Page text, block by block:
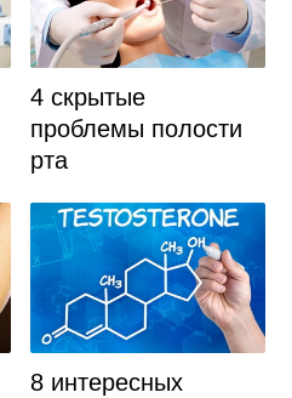
4 скрытые
проблемы полости
рта
8 интересных